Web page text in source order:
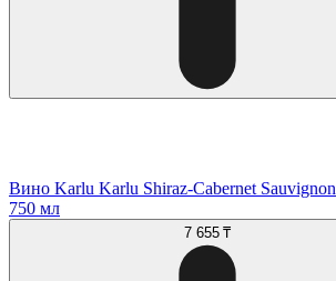
Вино Karlu Karlu Shiraz-Cabernet Sauvignon
750 мл
7 655 ₸